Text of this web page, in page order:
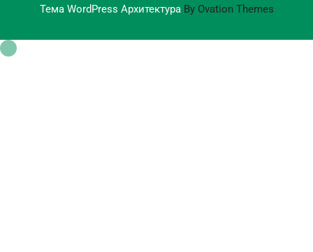
Тема WordPress АрхитектураBy Ovation Themes